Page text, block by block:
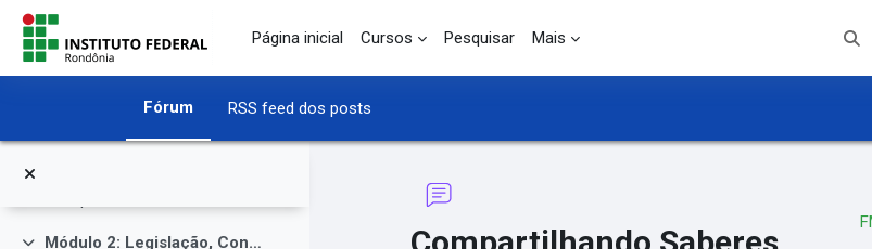
Ir para o conteúdo principal
Página inicial
Cursos Pesquisar Mais
Fórum RSS feed dos posts
Núcleo de Atendimento às Pessoas com Necessidades Educacionais Específicas (NAPNE)
Módulo 2: Legislação, Conceitos e princípios da educação inclusiva.